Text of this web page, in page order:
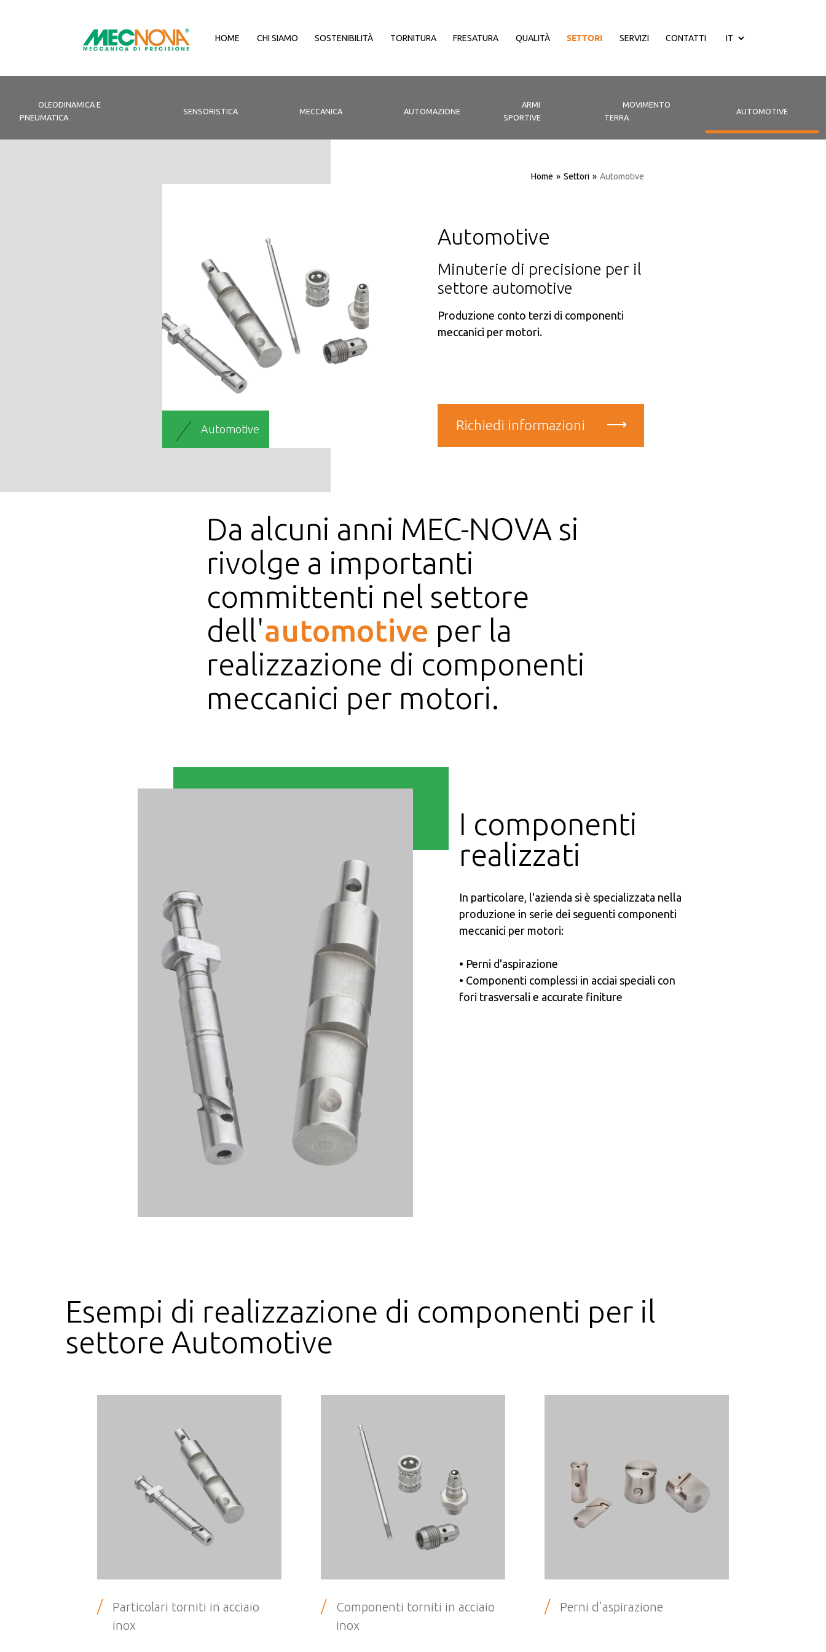
HOME CHI SIAMO SOSTENIBILITÀ TORNITURA FRESATURA QUALITÀ SETTORI SERVIZI CONTATTI
OLEODINAMICA E
PNEUMATICA
SENSORISTICA MECCANICA AUTOMAZIONE
ARMI
SPORTIVE
MOVIMENTO
TERRA
AUTOMOTIVE
Automotive
Home » Settori » Automotive
Automotive
Minuterie di precisione per il
settore automotive
Produzione conto terzi di componenti
meccanici per motori.
Richiedi informazioni
Da alcuni anni MEC-NOVA si
rivolge a importanti
committenti nel settore
dell'automotive per la
realizzazione di componenti
meccanici per motori.
I componenti
realizzati
In particolare, l'azienda si è specializzata nella
produzione in serie dei seguenti componenti
meccanici per motori:
• Perni d'aspirazione
• Componenti complessi in acciai speciali con
fori trasversali e accurate finiture
Esempi di realizzazione di componenti per il
settore Automotive
/
Particolari torniti in acciaio
inox
/
Componenti torniti in acciaio
inox
/ Perni d’aspirazione